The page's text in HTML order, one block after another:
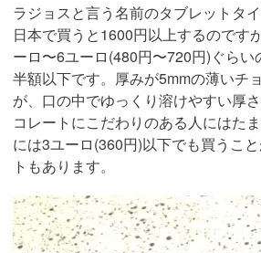
ラジョスと言う名前のタブレットタ
日本で買うと1600円以上するのです
ーロ〜6ユーロ(480円〜720円)ぐらい
半額以下です。厚みが5mmの薄いチ
が、口の中でゆっくり溶けやすい厚
コレートにこだわりのある人にはた
には3ユーロ(360円)以下でも買うこ
トもあります。